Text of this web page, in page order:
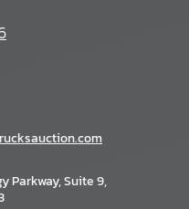
Parkway, Suite 9,